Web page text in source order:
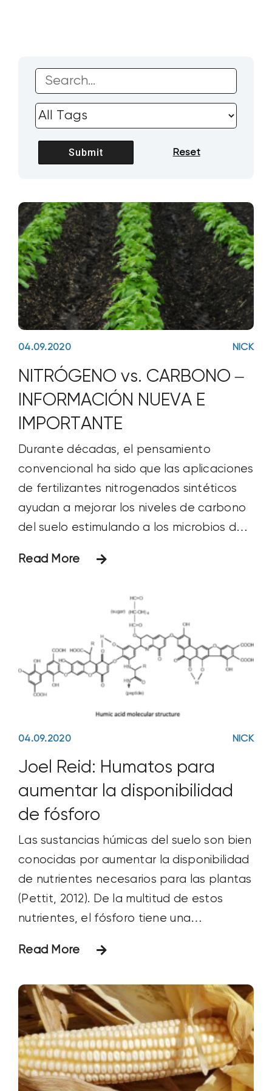
SEARCH
04.09.2020 NICK
NITRÓGENO vs. CARBONO –
INFORMACIÓN NUEVA E
IMPORTANTE
Durante décadas, el pensamiento
convencional ha sido que las aplicaciones
de fertilizantes nitrogenados sintéticos
ayudan a mejorar los niveles de carbono
del suelo estimulando a los microbios del
orgánica de los residuos de los...
Read More
04.09.2020 NICK
Joel Reid: Humatos para
aumentar la disponibilidad
de fósforo
Las sustancias húmicas del suelo son bien
conocidas por aumentar la disponibilidad
de nutrientes necesarios para las plantas
(Pettit, 2012). De la multitud de estos
nutrientes, el fósforo tiene una
de las fases de crecimiento...
Read More